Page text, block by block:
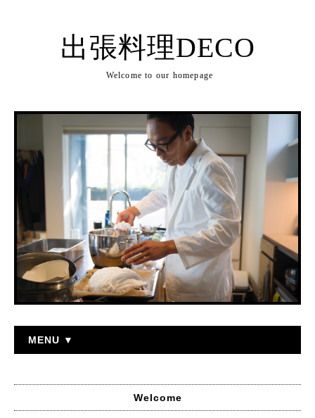
出張料理DECO
Welcome to our homepage
MENU ▼
Welcome